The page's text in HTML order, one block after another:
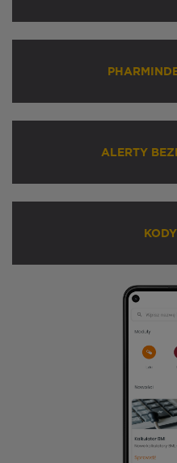
ALERTY